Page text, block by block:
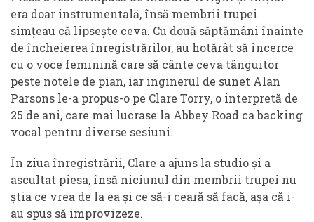
era doar instrumentală, însă membrii trupei
simțeau că lipsește ceva. Cu două săptămâni înainte
de încheierea înregistrărilor, au hotărât să încerce
cu o voce feminină care să cânte ceva tânguitor
peste notele de pian, iar inginerul de sunet Alan
Parsons le-a propus-o pe Clare Torry, o interpretă de
25 de ani, care mai lucrase la Abbey Road ca backing
vocal pentru diverse sesiuni.
În ziua înregistrării, Clare a ajuns la studio și a
ascultat piesa, însă niciunul din membrii trupei nu
știa ce vrea de la ea și ce să-i ceară să facă, așa că i-
au spus să improvizeze.